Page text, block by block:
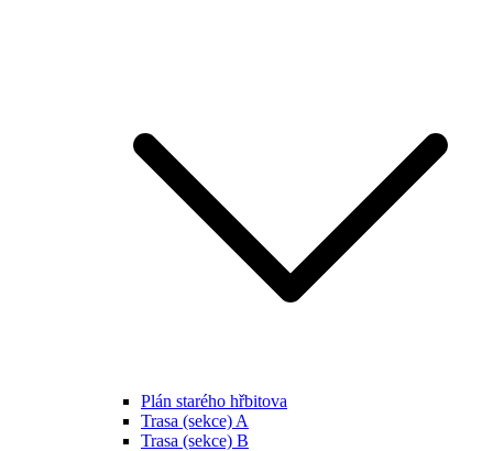
Plán starého hřbitova
Trasa (sekce) A
Trasa (sekce) B